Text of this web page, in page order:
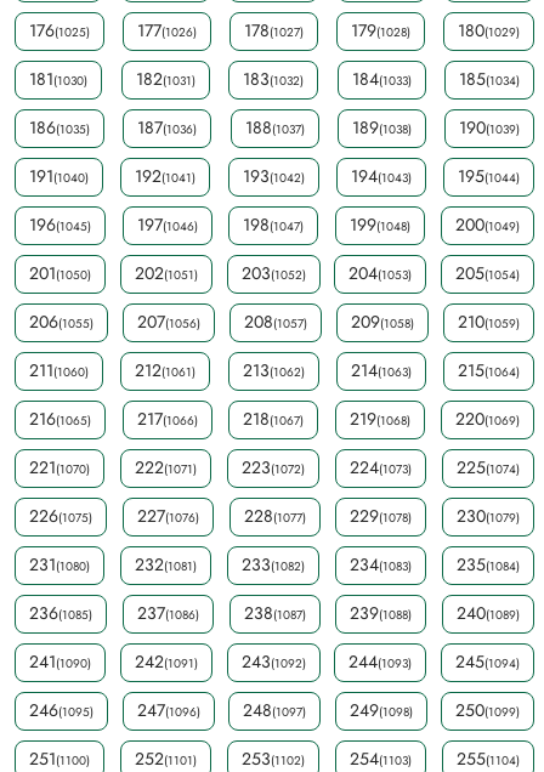
176(1025) 177(1026) 178(1027) 179(1028) 180(1029)
181(1030) 182(1031) 183(1032) 184(1033) 185(1034)
186(1035) 187(1036) 188(1037) 189(1038) 190(1039)
191(1040) 192(1041) 193(1042) 194(1043) 195(1044)
196(1045) 197(1046) 198(1047) 199(1048) 200(1049)
201(1050) 202(1051) 203(1052) 204(1053) 205(1054)
206(1055) 207(1056) 208(1057) 209(1058) 210(1059)
211(1060) 212(1061) 213(1062) 214(1063) 215(1064)
216(1065) 217(1066) 218(1067) 219(1068) 220(1069)
221(1070) 222(1071) 223(1072) 224(1073) 225(1074)
226(1075) 227(1076) 228(1077) 229(1078) 230(1079)
231(1080) 232(1081) 233(1082) 234(1083) 235(1084)
236(1085) 237(1086) 238(1087) 239(1088) 240(1089)
241(1090) 242(1091) 243(1092) 244(1093) 245(1094)
246(1095) 247(1096) 248(1097) 249(1098) 250(1099)
251(1100) 252(1101) 253(1102) 254(1103) 255(1104)